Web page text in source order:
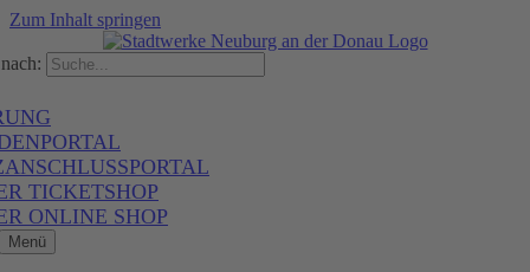
Zum Inhalt springen
TICKETSHOP
ONLINE SHOP
Menü